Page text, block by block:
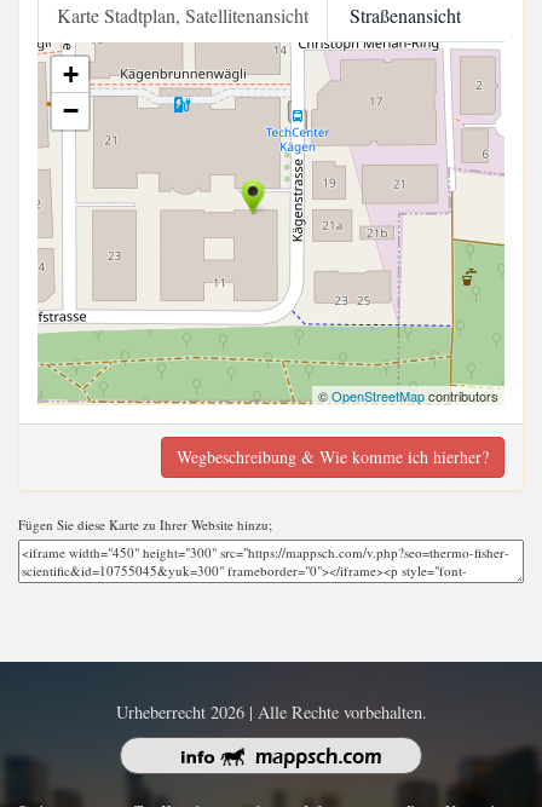
Karte Stadtplan, Satellitenansicht Straßenansicht
+
−
©OpenStreetMapcontributors
Wegbeschreibung & Wie komme ich hierher?
Fügen Sie diese Karte zu Ihrer Website hinzu;
Urheberrecht 2026 | Alle Rechte vorbehalten.